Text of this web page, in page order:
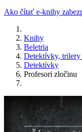
Ako čítať e-knihy
Knihy
Beletria
Detektívky, trilery
Detektívky
Profesori zločinu